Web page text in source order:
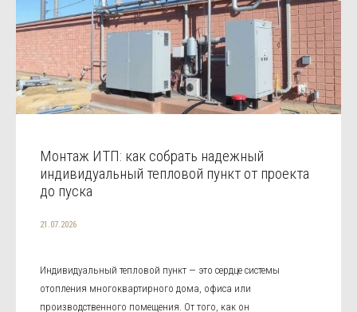
Монтаж ИТП: как собрать надежный
индивидуальный тепловой пункт от проекта
до пуска
21.07.2026
Индивидуальный тепловой пункт — это сердце системы
отопления многоквартирного дома, офиса или
производственного помещения. От того, как он